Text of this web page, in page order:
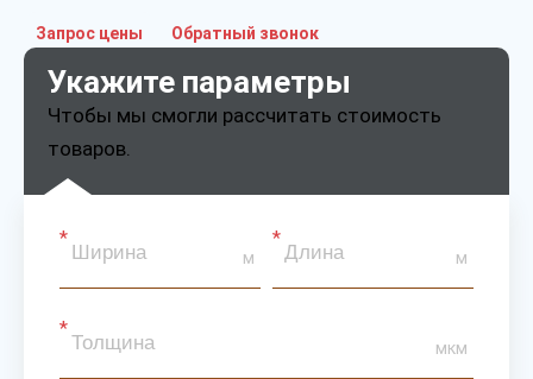
Запрос цены Обратный звонок
Укажите параметры
Чтобы мы смогли рассчитать стоимость
товаров.
м м
мкм